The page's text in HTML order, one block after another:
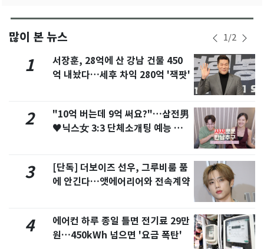
많이 본 뉴스 1/2
1
서장훈, 28억에 산 강남 건물 450
억 내놨다…세후 차익 280억 '잭팟'
2
"10억 버는데 9억 써요?"…삼전男
♥닉스女 3:3 단체소개팅 예능 화
3
[단독] 더보이즈 선우, 그루비룸 품
에 안긴다…앳에어리어와 전속계약
4
에어컨 하루 종일 틀면 전기료 29만
원…450kWh 넘으면 '요금 폭탄'